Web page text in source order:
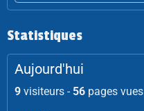
Statistiques
Aujourd'hui
9 visiteurs - 56 pages vues